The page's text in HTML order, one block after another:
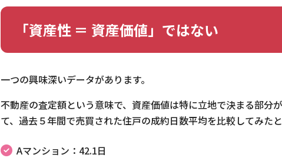
「資産性 ＝ 資産価値」ではない
一つの興味深いデータがあります。
不動産の査定額という意味で、資産価値は特に立地で決まる部
て、過去５年間で売買された住戸の成約日数平均を比較してみた
Aマンション：42.1日